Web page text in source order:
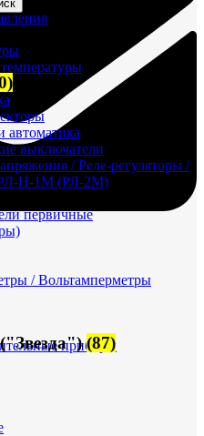
автоматика
выключатели
/ Реле-регуляторы /
РЛ-Н-1М (РЛ-2М)
первичные
/ Вольтамперметры
приборы
(87)